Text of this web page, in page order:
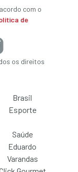
com o
de
os direitos
Brasil
Esporte
Saúde
Eduardo
Varandas